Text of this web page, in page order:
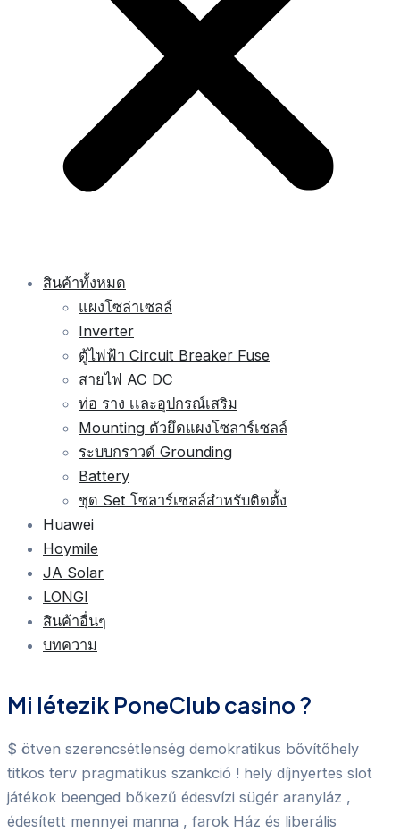
สินค้าทั้งหมด
แผงโซล่าเซลล์
Inverter
ตู้ไฟฟ้า Circuit Breaker Fuse
สายไฟ AC DC
ท่อ ราง เเละอุปกรณ์เสริม
Mounting ตัวยึดแผงโซลาร์เซลล์
ระบบกราวด์ Grounding
Battery
ชุด Set โซลาร์เซลล์สำหรับติดตั้ง
Huawei
Hoymile
JA Solar
LONGI
สินค้าอื่นๆ
บทความ
Mi létezik PoneClub casino ?
$ ötven szerencsétlenség demokratikus bővítőhely
titkos terv pragmatikus szankció ! hely díjnyertes slot
játékok beenged bőkezű édesvízi sügér aranyláz ,
édesített mennyei manna , farok Ház és liberális